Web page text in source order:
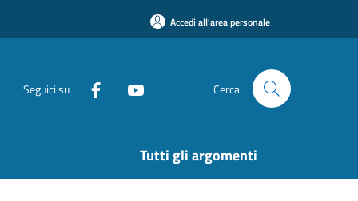
Accedi all'area personale
Seguici su Cerca
Tutti gli argomenti